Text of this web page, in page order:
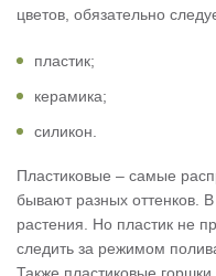
цветов, обязательно
пластик;
керамика;
силикон.
Пластиковые – самые
бывают разных оттенков.
растения. Но пластик не
следить за режимом